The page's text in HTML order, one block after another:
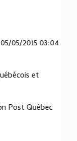
05/2015 03:04
et
Post Québec